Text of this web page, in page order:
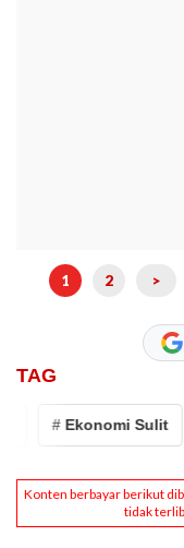
1 2 >
TAG
# Ekonomi Sulit